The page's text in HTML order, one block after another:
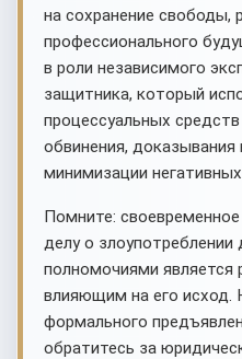
на сохранение свободы,
профессионального
в роли независимого
защитника, который
процессуальных
обвинения, доказывания
минимизации
Помните:
делу о
полномочиями
влияющим на его исход.
формального
обратитесь за